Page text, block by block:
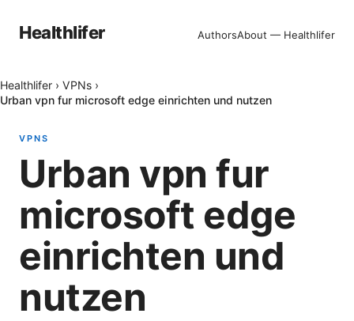
Healthlifer AuthorsAbout — Healthlifer
Healthlifer › VPNs ›
Urban vpn fur microsoft edge einrichten und nutzen
VPNS
Urban vpn fur
microsoft edge
einrichten und
nutzen